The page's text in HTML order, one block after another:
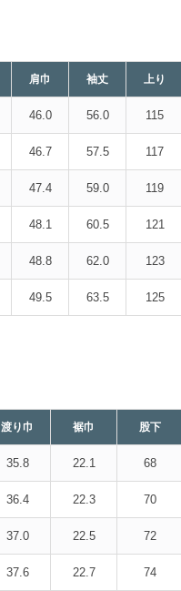
肩巾 袖丈 上り
46.0 56.0 115
46.7 57.5 117
47.4 59.0 119
48.1 60.5 121
48.8 62.0 123
49.5 63.5 125
渡り巾 裾巾 股下
35.8 22.1 68
36.4 22.3 70
37.0 22.5 72
37.6 22.7 74